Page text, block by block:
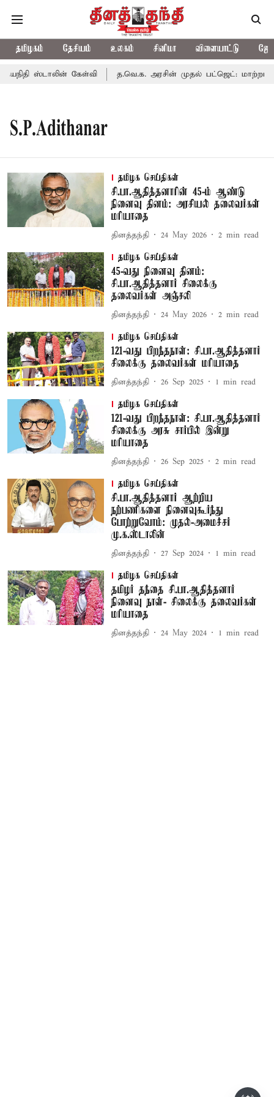
தமிழகம் தேசியம் உலகம் சினிமா விளையாட்டு
ஸ்டாலின் கேள்வி த.வெ.க. அரசின் முதல் பட்ஜெட்: மாற்றமா?,
S.P.Adithanar
தமிழக செய்திகள்
சி.பா.ஆதித்தனாரின் 45-ம் ஆண்டு
நினைவு தினம்: அரசியல் தலைவர்கள்
மரியாதை
தினத்தந்தி 24 May 2026 2 min read
தமிழக செய்திகள்
45-வது நினைவு தினம்:
சி.பா.ஆதித்தனார் சிலைக்கு
தலைவர்கள் அஞ்சலி
தினத்தந்தி 24 May 2026 2 min read
தமிழக செய்திகள்
121-வது பிறந்தநாள்: சி.பா.ஆதித்தனார்
சிலைக்கு தலைவர்கள் மரியாதை
தினத்தந்தி 26 Sep 2025 1 min read
தமிழக செய்திகள்
121-வது பிறந்தநாள்: சி.பா.ஆதித்தனார்
சிலைக்கு அரசு சார்பில் இன்று
மரியாதை
தினத்தந்தி 26 Sep 2025 2 min read
தமிழக செய்திகள்
சி.பா.ஆதித்தனார் ஆற்றிய
நற்பணிகளை நினைவுகூர்ந்து
போற்றுவோம்: முதல்-அமைச்சர்
மு.க.ஸ்டாலின்
தினத்தந்தி 27 Sep 2024 1 min read
தமிழக செய்திகள்
தமிழர் தந்தை சி.பா.ஆதித்தனார்
நினைவு நாள்- சிலைக்கு தலைவர்கள்
மரியாதை
தினத்தந்தி 24 May 2024 1 min read